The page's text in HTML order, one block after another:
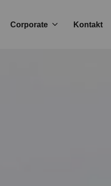
Corporate Kontakt